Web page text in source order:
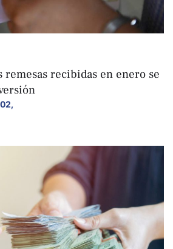
remesas recibidas en enero se
,